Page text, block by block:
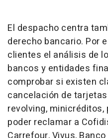
El despacho centra
derecho bancario. Por
clientes el análisis de
bancos y entidades
comprobar si existen
cancelación de
revolving,
poder reclamar a